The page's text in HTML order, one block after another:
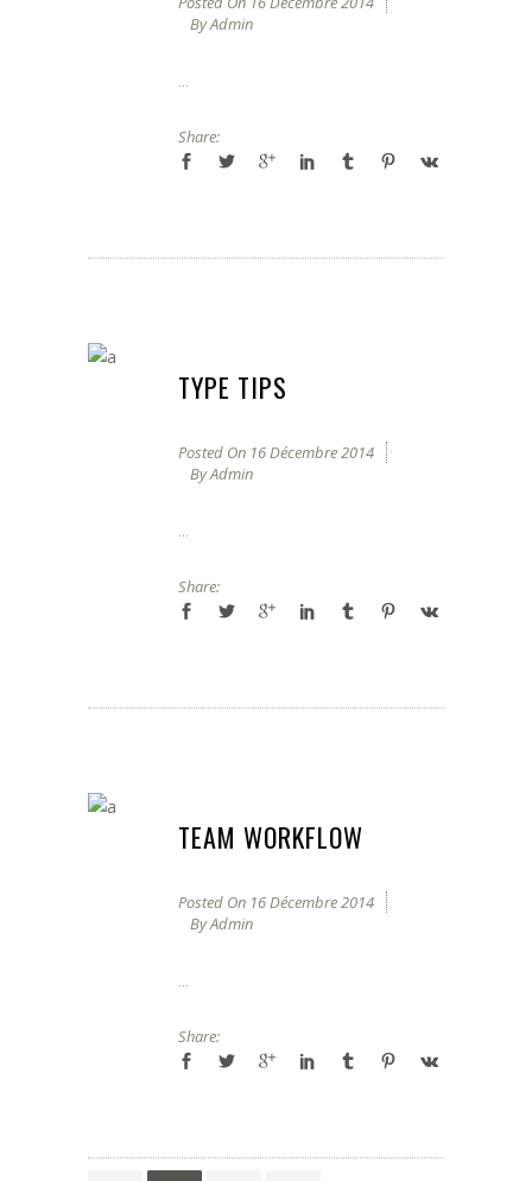
ByAdmin
Share:
TYPE TIPS
Posted On 16 Décembre 2014
ByAdmin
Share:
TEAM WORKFLOW
Posted On 16 Décembre 2014
ByAdmin
Share: